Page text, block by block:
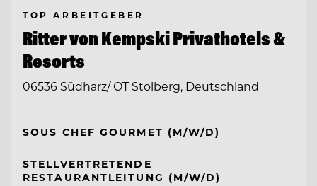
TOP ARBEITGEBER
Ritter von Kempski Privathotels &
Resorts
06536 Südharz/ OT Stolberg, Deutschland
SOUS CHEF GOURMET (M/W/D)
STELLVERTRETENDE
RESTAURANTLEITUNG (M/W/D)